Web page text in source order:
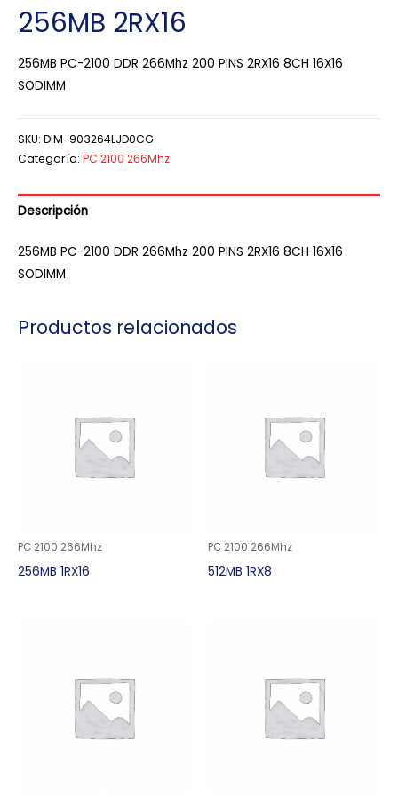
256MB 2RX16
256MB PC-2100 DDR 266Mhz 200 PINS 2RX16 8CH 16X16
SODIMM
SKU: DIM-903264LJD0CG
Categoría: PC 2100 266Mhz
Descripción
256MB PC-2100 DDR 266Mhz 200 PINS 2RX16 8CH 16X16
SODIMM
Productos relacionados
PC 2100 266Mhz
256MB 1RX16
PC 2100 266Mhz
512MB 1RX8